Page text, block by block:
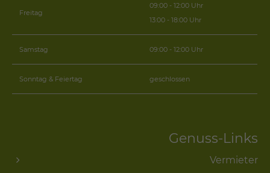
Freitag
09:00 - 12:00 Uhr
13:00 - 18:00 Uhr
Samstag 09:00 - 12:00 Uhr
Sonntag & Feiertag geschlossen
Genuss-Links
Vermieter